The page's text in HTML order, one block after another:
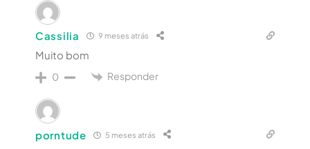
Cassilia 9 meses atrás
Muito bom
0 Responder
porntude 5 meses atrás